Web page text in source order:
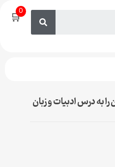
🛒0
به درس ادبیات و زبان